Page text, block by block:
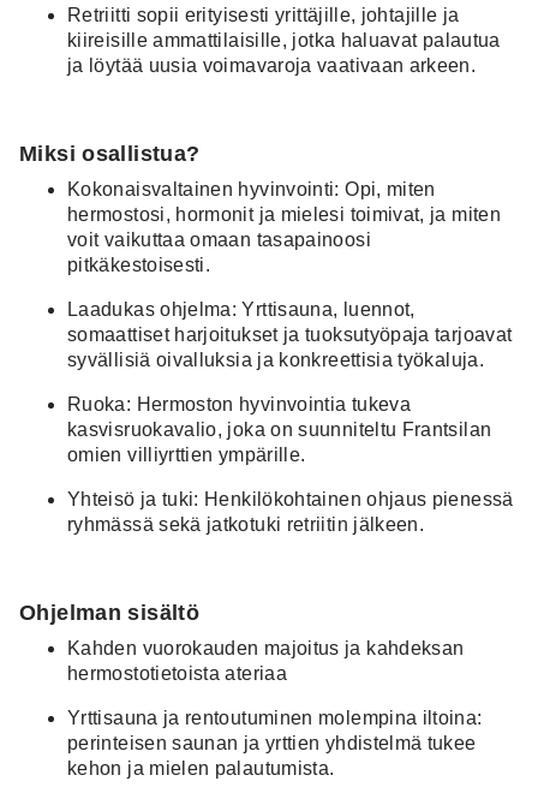
Retriitti sopii erityisesti yrittäjille, johtajille ja
kiireisille ammattilaisille, jotka haluavat palautua
ja löytää uusia voimavaroja vaativaan arkeen.
Miksi osallistua?
Kokonaisvaltainen hyvinvointi: Opi, miten
hermostosi, hormonit ja mielesi toimivat, ja miten
voit vaikuttaa omaan tasapainoosi
pitkäkestoisesti.
Laadukas ohjelma: Yrttisauna, luennot,
somaattiset harjoitukset ja tuoksutyöpaja tarjoavat
syvällisiä oivalluksia ja konkreettisia työkaluja.
Ruoka: Hermoston hyvinvointia tukeva
kasvisruokavalio, joka on suunniteltu Frantsilan
omien villiyrttien ympärille.
Yhteisö ja tuki: Henkilökohtainen ohjaus pienessä
ryhmässä sekä jatkotuki retriitin jälkeen.
Ohjelman sisältö
Kahden vuorokauden majoitus ja kahdeksan
hermostotietoista ateriaa
Yrttisauna ja rentoutuminen molempina iltoina:
perinteisen saunan ja yrttien yhdistelmä tukee
kehon ja mielen palautumista.